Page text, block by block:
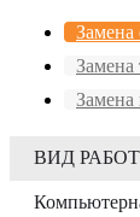
Замена
Замена
Замена
ВИД РАБОТ